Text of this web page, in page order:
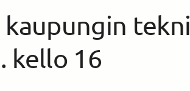
kello 16